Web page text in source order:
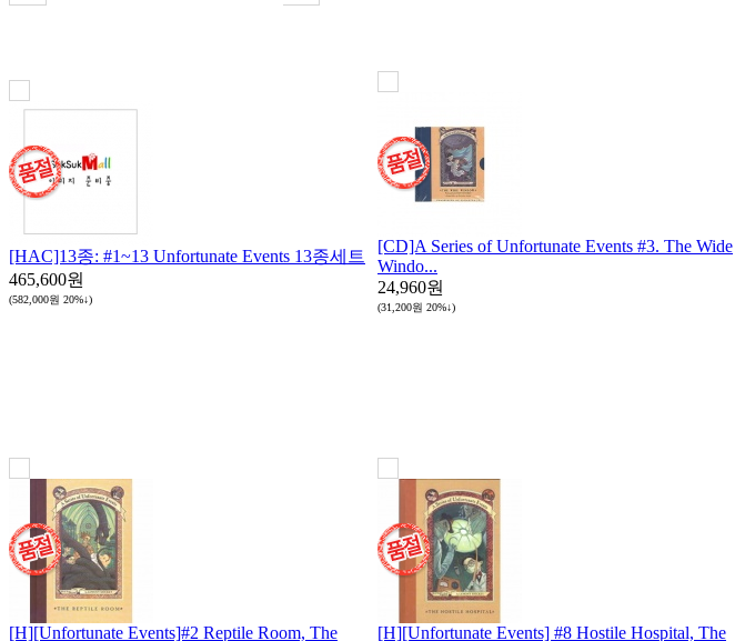
[HAC]13종: #1~13 Unfortunate Events 13종세트
465,600원
(582,000원 20%↓)
[CD]A Series of Unfortunate Events #3. The Wide
Windo...
24,960원
(31,200원 20%↓)
[H][Unfortunate Events]#2 Reptile Room, The [H][Unfortunate Events] #8 Hostile Hospital, The